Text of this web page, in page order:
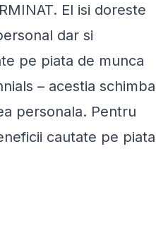
El isi doreste
dar si
pe piata de munca
– acestia schimba
personala. Pentru
cautate pe piata